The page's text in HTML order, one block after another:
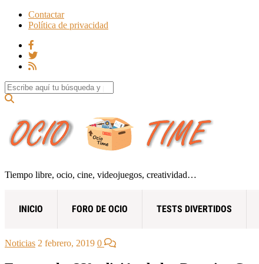
Contactar
Política de privacidad
Search for:
Tiempo libre, ocio, cine, videojuegos, creatividad…
INICIO FORO DE OCIO TESTS DIVERTIDOS
Noticias 2 febrero, 2019 0